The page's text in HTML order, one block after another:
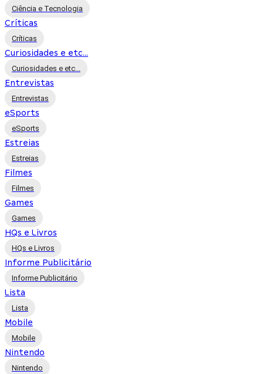
Ciência e Tecnologia
Críticas
Críticas
Curiosidades e etc...
Curiosidades e etc...
Entrevistas
Entrevistas
eSports
eSports
Estreias
Estreias
Filmes
Filmes
Games
Games
HQs e Livros
HQs e Livros
Informe Publicitário
Informe Publicitário
Lista
Lista
Mobile
Mobile
Nintendo
Nintendo